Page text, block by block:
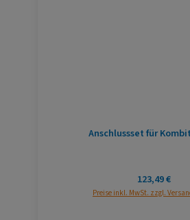
Anschlussset für
Regulärer
123,49 €
Preise inkl. MwSt. zzgl.